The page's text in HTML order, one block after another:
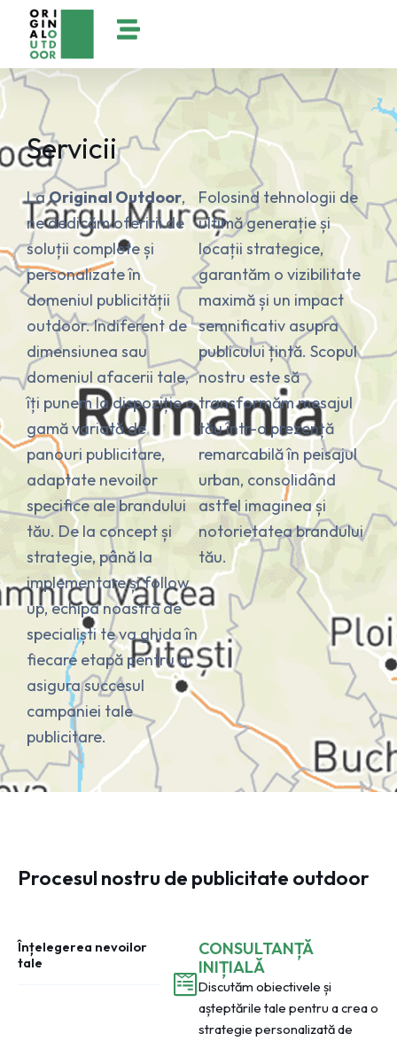
content
Servicii
LaOriginal Outdoor,
ne dedicăm oferirii de
soluții complete și
personalizate în
domeniul publicității
outdoor.Indiferent de
dimensiunea sau
domeniul afacerii tale,
îți punem la dispoziție o
gamă variată de
panouri publicitare,
adaptate nevoilor
specifice ale brandului
tău. De la concept și
strategie, până la
implementare și follow
up, echipa noastră de
specialiști te va ghida în
fiecare etapă pentru a
asigura succesul
campaniei tale
publicitare.
Folosind tehnologii de
ultimă generație și
locații strategice,
garantăm o vizibilitate
maximă și un impact
semnificativ asupra
publicului țintă. Scopul
nostru este să
transformăm mesajul
tău într-o prezență
remarcabilă în peisajul
urban, consolidând
astfel imaginea și
notorietatea brandului
tău.
Procesul nostru de publicitate outdoor
Înțelegerea nevoilor
tale
CONSULTANȚĂ
INIȚIALĂ
Discutăm obiectivele și
așteptările tale pentru a crea o
strategie personalizată de